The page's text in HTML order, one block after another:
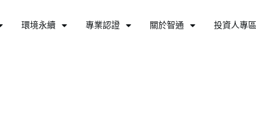
環境永續 專業認證 關於智通 投資人專區